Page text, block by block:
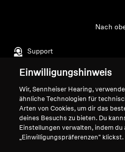
Support
Nach
Impressum
Globale Datenschutzrichtlinie
Allgemeine
Geschäftsbedingungen für
Online-Verkäufe an Verbraucher
Einwilligungshinweis
Wir, Sennheiser Hearing,
ähnliche Technologien für
Arten von Cookies, um dir das
deines Besuchs zu bieten. Du
Einstellungen verwalten, indem du
„Einwilligungspräferenzen" klickst.